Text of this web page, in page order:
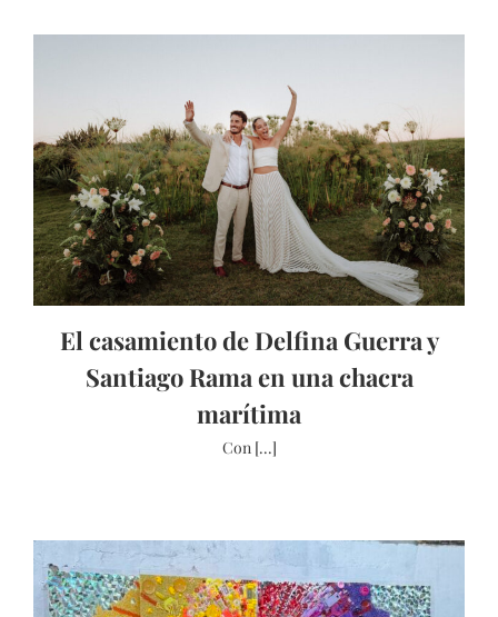
El casamiento de Delfina Guerra y
Santiago Rama en una chacra
marítima
Con [...]